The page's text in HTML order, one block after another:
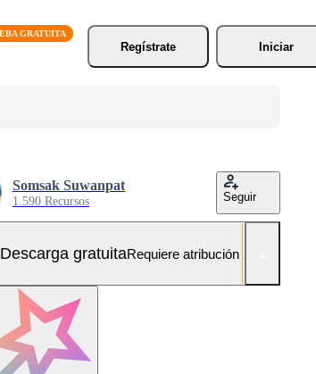
Regístrate
Iniciar
Somsak Suwanpat
1.590 Recursos Seguir
Descarga gratuitaRequiere atribución